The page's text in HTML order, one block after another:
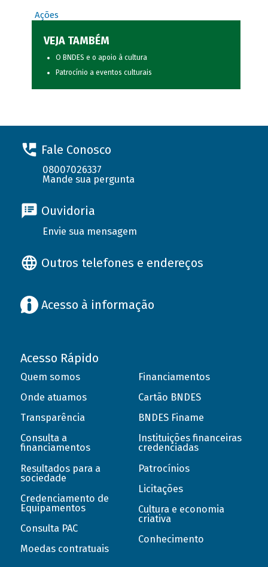
Ações
VEJA TAMBÉM
O BNDES e o apoio à cultura
Patrocínio a eventos culturais
Fale Conosco
08007026337
Mande sua pergunta
Ouvidoria
Envie sua mensagem
Outros telefones e endereços
Acesso à informação
Acesso Rápido
Quem somos
Onde atuamos
Transparência
Consulta a
financiamentos
Resultados para a
sociedade
Credenciamento de
Equipamentos
Consulta PAC
Moedas contratuais
Financiamentos
Cartão BNDES
BNDES Finame
Instituições financeiras
credenciadas
Patrocínios
Licitações
Cultura e economia
criativa
Conhecimento